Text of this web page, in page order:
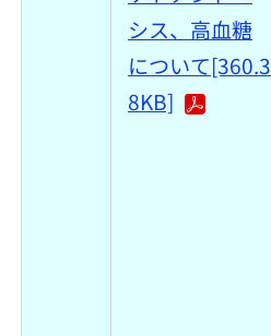
シス、高血糖
について[360.3
8KB]